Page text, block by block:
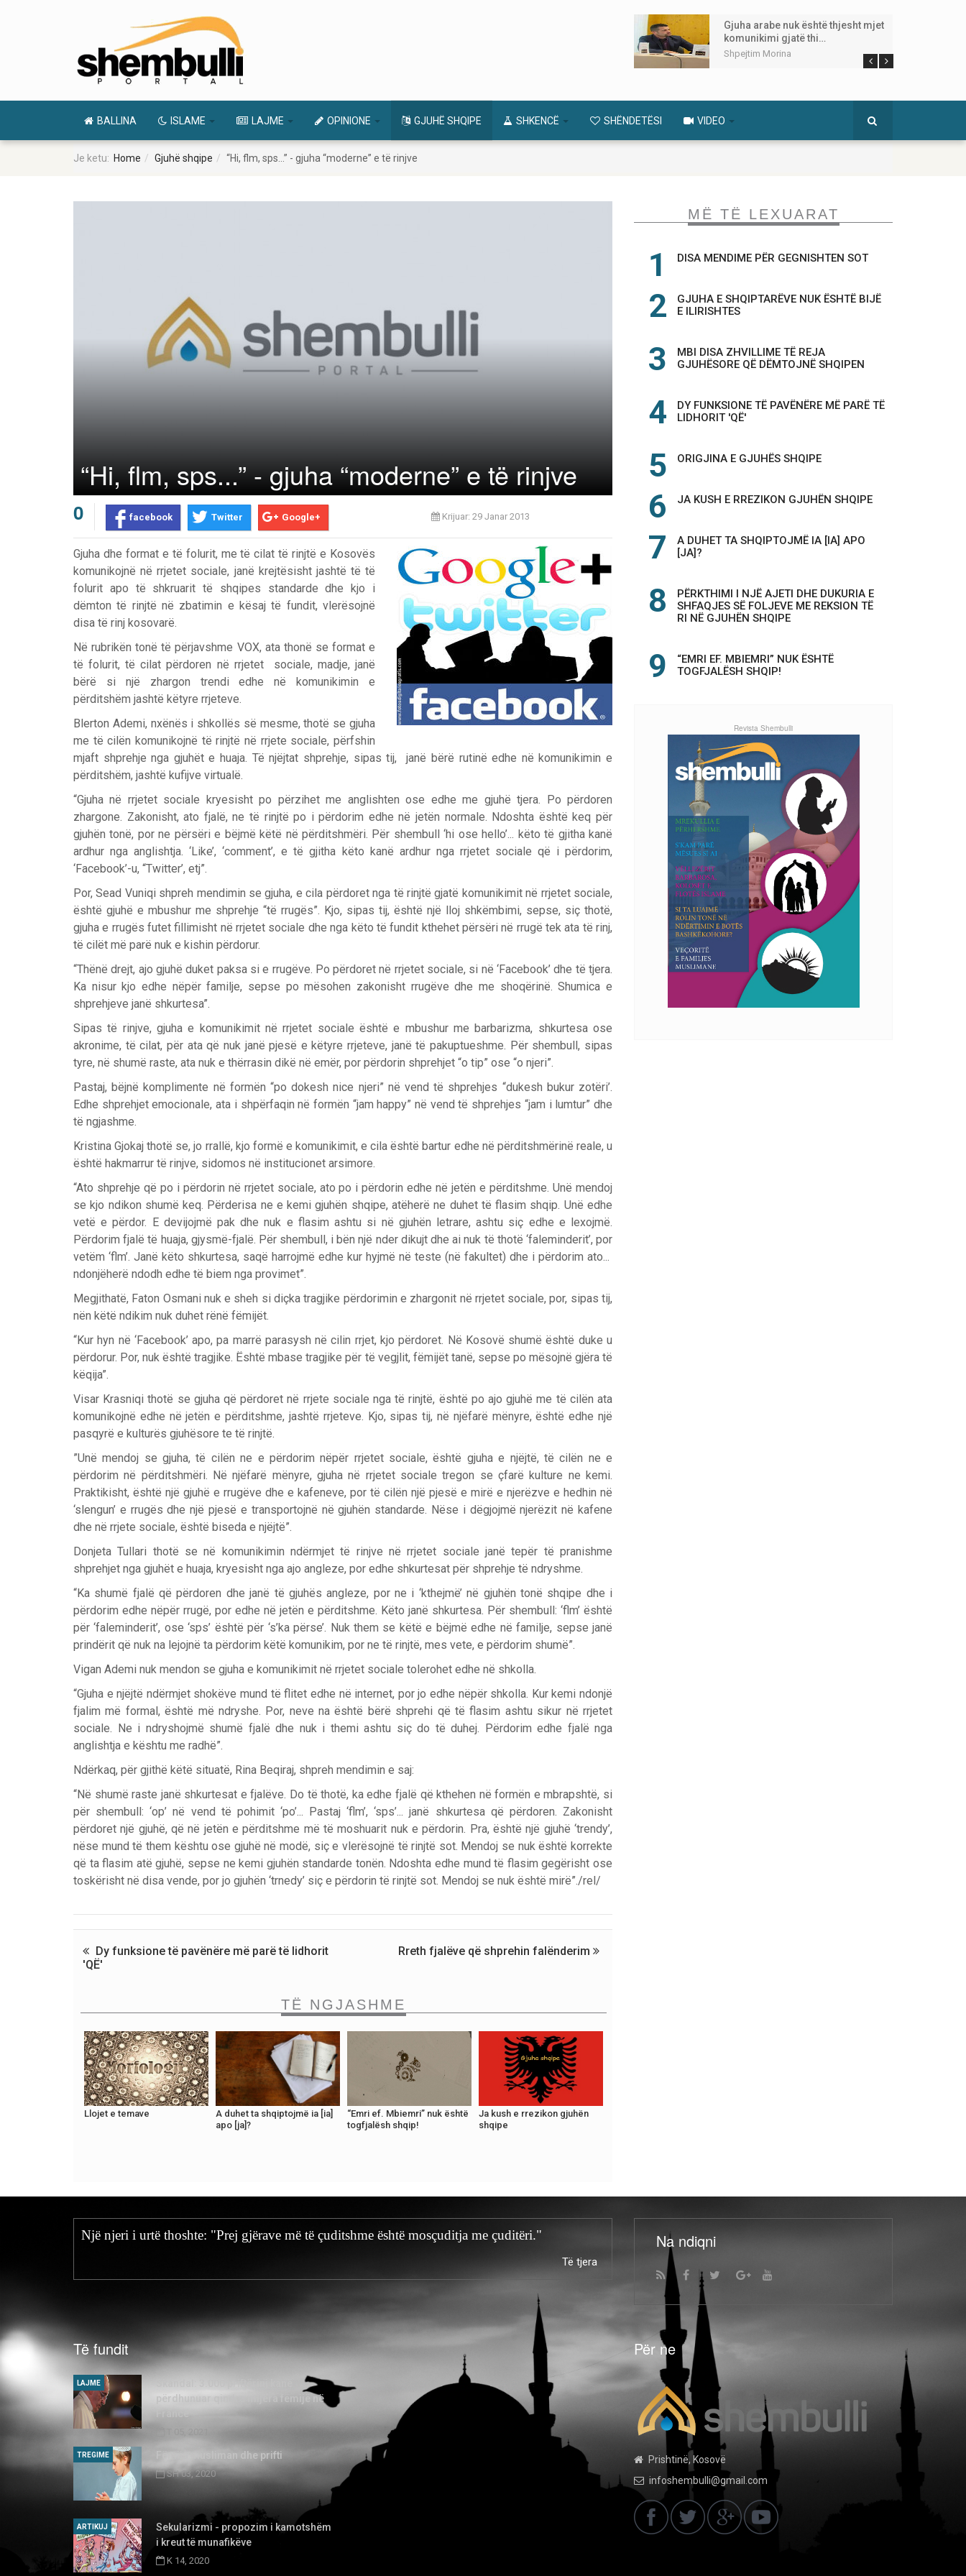
Gjuha arabe nuk është thjesht mjet
komunikimi gjatë thi…
Shpejtim Morina
BALLINA ISLAME LAJME OPINIONE GJUHË SHQIPE SHKENCË SHËNDETËSI VIDEO
Je ketu: Home Gjuhë shqipe “Hi, flm, sps...” - gjuha “moderne” e të rinjve
“Hi, flm, sps...” - gjuha “moderne” e të rinjve
0 facebook Twitter Google+ Krijuar: 29 Janar 2013
Gjuha dhe format e të folurit, me të cilat të rinjtë e Kosovës
komunikojnë në rrjetet sociale, janë krejtësisht jashtë të të
folurit apo të shkruarit të shqipes standarde dhe kjo i
dëmton të rinjtë në zbatimin e kësaj të fundit, vlerësojnë
disa të rinj kosovarë.
Në rubrikën tonë të përjavshme VOX, ata thonë se format e
të folurit, të cilat përdoren në rrjetet sociale, madje, janë
bërë si një zhargon trendi edhe në komunikimin e
përditshëm jashtë këtyre rrjeteve.
Blerton Ademi, nxënës i shkollës së mesme, thotë se gjuha
me të cilën komunikojnë të rinjtë në rrjete sociale, përfshin
mjaft shprehje nga gjuhët e huaja. Të njëjtat shprehje, sipas tij, janë bërë rutinë edhe në komunikimin e
përditshëm, jashtë kufijve virtualë.
“Gjuha në rrjetet sociale kryesisht po përzihet me anglishten ose edhe me gjuhë tjera. Po përdoren
zhargone. Zakonisht, ato fjalë, ne të rinjtë po i përdorim edhe në jetën normale. Ndoshta është keq për
gjuhën tonë, por ne përsëri e bëjmë këtë në përditshmëri. Për shembull ‘hi ose hello’... këto të gjitha kanë
ardhur nga anglishtja. ‘Like’, ‘comment’, e të gjitha këto kanë ardhur nga rrjetet sociale që i përdorim,
‘Facebook’-u, “Twitter’, etj”.
Por, Sead Vuniqi shpreh mendimin se gjuha, e cila përdoret nga të rinjtë gjatë komunikimit në rrjetet sociale,
është gjuhë e mbushur me shprehje “të rrugës”. Kjo, sipas tij, është një lloj shkëmbimi, sepse, siç thotë,
gjuha e rrugës futet fillimisht në rrjetet sociale dhe nga këto të fundit kthehet përsëri në rrugë tek ata të rinj,
të cilët më parë nuk e kishin përdorur.
“Thënë drejt, ajo gjuhë duket paksa si e rrugëve. Po përdoret në rrjetet sociale, si në ‘Facebook’ dhe të tjera.
Ka nisur kjo edhe nëpër familje, sepse po mësohen zakonisht rrugëve dhe me shoqërinë. Shumica e
shprehjeve janë shkurtesa”.
Sipas të rinjve, gjuha e komunikimit në rrjetet sociale është e mbushur me barbarizma, shkurtesa ose
akronime, të cilat, për ata që nuk janë pjesë e këtyre rrjeteve, janë të pakuptueshme. Për shembull, sipas
tyre, në shumë raste, ata nuk e thërrasin dikë në emër, por përdorin shprehjet “o tip” ose “o njeri”.
Pastaj, bëjnë komplimente në formën “po dokesh nice njeri” në vend të shprehjes “dukesh bukur zotëri’.
Edhe shprehjet emocionale, ata i shpërfaqin në formën “jam happy” në vend të shprehjes “jam i lumtur” dhe
të ngjashme.
Kristina Gjokaj thotë se, jo rrallë, kjo formë e komunikimit, e cila është bartur edhe në përditshmërinë reale, u
është hakmarrur të rinjve, sidomos në institucionet arsimore.
“Ato shprehje që po i përdorin në rrjetet sociale, ato po i përdorin edhe në jetën e përditshme. Unë mendoj
se kjo ndikon shumë keq. Përderisa ne e kemi gjuhën shqipe, atëherë ne duhet të flasim shqip. Unë edhe
vetë e përdor. E devijojmë pak dhe nuk e flasim ashtu si në gjuhën letrare, ashtu siç edhe e lexojmë.
Përdorim fjalë të huaja, gjysmë-fjalë. Për shembull, i bën një nder dikujt dhe ai nuk të thotë ‘faleminderit’, por
vetëm ‘flm’. Janë këto shkurtesa, saqë harrojmë edhe kur hyjmë në teste (në fakultet) dhe i përdorim ato...
ndonjëherë ndodh edhe të biem nga provimet”.
Megjithatë, Faton Osmani nuk e sheh si diçka tragjike përdorimin e zhargonit në rrjetet sociale, por, sipas tij,
nën këtë ndikim nuk duhet rënë fëmijët.
“Kur hyn në ‘Facebook’ apo, pa marrë parasysh në cilin rrjet, kjo përdoret. Në Kosovë shumë është duke u
përdorur. Por, nuk është tragjike. Është mbase tragjike për të vegjlit, fëmijët tanë, sepse po mësojnë gjëra të
këqija”.
Visar Krasniqi thotë se gjuha që përdoret në rrjete sociale nga të rinjtë, është po ajo gjuhë me të cilën ata
komunikojnë edhe në jetën e përditshme, jashtë rrjeteve. Kjo, sipas tij, në njëfarë mënyre, është edhe një
pasqyrë e kulturës gjuhësore te të rinjtë.
”Unë mendoj se gjuha, të cilën ne e përdorim nëpër rrjetet sociale, është gjuha e njëjtë, të cilën ne e
përdorim në përditshmëri. Në njëfarë mënyre, gjuha në rrjetet sociale tregon se çfarë kulture ne kemi.
Praktikisht, është një gjuhë e rrugëve dhe e kafeneve, por të cilën një pjesë e mirë e njerëzve e hedhin në
‘slengun’ e rrugës dhe një pjesë e transportojnë në gjuhën standarde. Nëse i dëgjojmë njerëzit në kafene
dhe në rrjete sociale, është biseda e njëjtë”.
Donjeta Tullari thotë se në komunikimin ndërmjet të rinjve në rrjetet sociale janë tepër të pranishme
shprehjet nga gjuhët e huaja, kryesisht nga ajo angleze, por edhe shkurtesat për shprehje të ndryshme.
“Ka shumë fjalë që përdoren dhe janë të gjuhës angleze, por ne i ‘kthejmë’ në gjuhën tonë shqipe dhe i
përdorim edhe nëpër rrugë, por edhe në jetën e përditshme. Këto janë shkurtesa. Për shembull: ‘flm’ është
për ‘faleminderit’, ose ‘sps’ është për ‘s’ka përse’. Nuk them se këtë e bëjmë edhe në familje, sepse janë
prindërit që nuk na lejojnë ta përdorim këtë komunikim, por ne të rinjtë, mes vete, e përdorim shumë”.
Vigan Ademi nuk mendon se gjuha e komunikimit në rrjetet sociale tolerohet edhe në shkolla.
“Gjuha e njëjtë ndërmjet shokëve mund të flitet edhe në internet, por jo edhe nëpër shkolla. Kur kemi ndonjë
fjalim më formal, është më ndryshe. Por, neve na është bërë shprehi që të flasim ashtu sikur në rrjetet
sociale. Ne i ndryshojmë shumë fjalë dhe nuk i themi ashtu siç do të duhej. Përdorim edhe fjalë nga
anglishtja e kështu me radhë”.
Ndërkaq, për gjithë këtë situatë, Rina Beqiraj, shpreh mendimin e saj:
“Në shumë raste janë shkurtesat e fjalëve. Do të thotë, ka edhe fjalë që kthehen në formën e mbrapshtë, si
për shembull: ‘op’ në vend të pohimit ‘po’... Pastaj ‘flm’, ‘sps’... janë shkurtesa që përdoren. Zakonisht
përdoret një gjuhë, që në jetën e përditshme më të moshuarit nuk e përdorin. Pra, është një gjuhë ‘trendy’,
nëse mund të them kështu ose gjuhë në modë, siç e vlerësojnë të rinjtë sot. Mendoj se nuk është korrekte
që ta flasim atë gjuhë, sepse ne kemi gjuhën standarde tonën. Ndoshta edhe mund të flasim gegërisht ose
toskërisht në disa vende, por jo gjuhën ‘trnedy’ siç e përdorin të rinjtë sot. Mendoj se nuk është mirë”./rel/
Dy funksione të pavënëre më parë të lidhorit
'QË'
Rreth fjalëve që shprehin falënderim
TË NGJASHME
Llojet e temave
A duhet ta shqiptojmë ia [ia]
apo [ja]?
“Emri ef. Mbiemri” nuk është
togfjalësh shqip!
Ja kush e rrezikon gjuhën
shqipe
MË TË LEXUARAT
DISA MENDIME PËR GEGNISHTEN SOT
GJUHA E SHQIPTARËVE NUK ËSHTË BIJË
E ILIRISHTES
MBI DISA ZHVILLIME TË REJA
GJUHËSORE QË DËMTOJNË SHQIPEN
DY FUNKSIONE TË PAVËNËRE MË PARË TË
LIDHORIT 'QË'
ORIGJINA E GJUHËS SHQIPE
JA KUSH E RREZIKON GJUHËN SHQIPE
A DUHET TA SHQIPTOJMË IA [IA] APO
[JA]?
PËRKTHIMI I NJË AJETI DHE DUKURIA E
SHFAQJES SË FOLJEVE ME REKSION TË
RI NË GJUHËN SHQIPE
“EMRI EF. MBIEMRI” NUK ËSHTË
TOGFJALËSH SHQIP!
Revista Shembulli
Një njeri i urtë thoshte: "Prej gjërave më të çuditshme është mosçuditja me çuditëri."
Të tjera
Na ndiqni
Të fundit
përdhunuar qindra mijëra fëmijë në
LAJME
Fëmija musliman dhe prifti
SH 03, 2020
TREGIME
Sekularizmi - propozim i kamotshëm
i kreut të munafikëve
K 14, 2020
ARTIKUJ
Për ne
Prishtinë, Kosovë
infoshembulli@gmail.com